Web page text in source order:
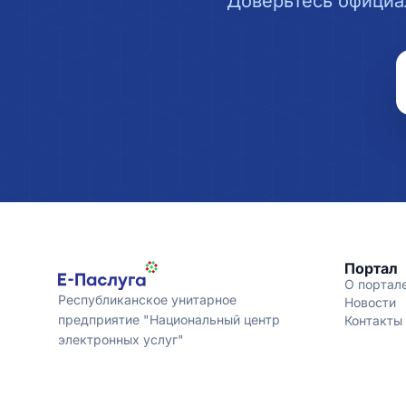
Республиканское унитарное
предприятие "Национальный центр
электронных услуг"
Портал
О
Новости
Контакты